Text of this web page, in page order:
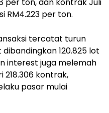
RM4.223 per ton.
tercatat turun
120.825 lot
interest juga melemah
218.306 kontrak,
pasar mulai